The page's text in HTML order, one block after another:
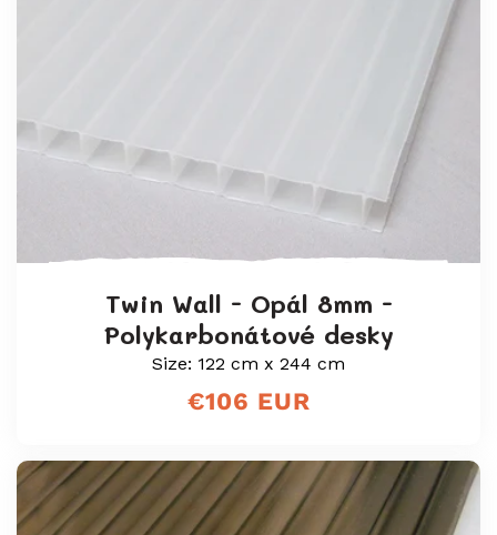
Twin Wall - Opál 8mm -
Polykarbonátové desky
Size: 122 cm x 244 cm
Běžná
€106 EUR